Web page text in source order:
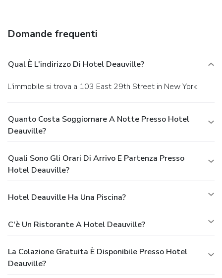
make your stay exciting and enjoyable. We can assist you
attractions. Guests return to us year after year for our
personal touch and our "how may we help you" attitude. In
the heart of mid town Manhattan.
Domande frequenti
Qual È L'indirizzo Di Hotel Deauville?
L'immobile si trova a 103 East 29th Street in New York.
Quanto Costa Soggiornare A Notte Presso Hotel
Deauville?
Quali Sono Gli Orari Di Arrivo E Partenza Presso
Hotel Deauville?
Hotel Deauville Ha Una Piscina?
C'è Un Ristorante A Hotel Deauville?
La Colazione Gratuita È Disponibile Presso Hotel
Deauville?